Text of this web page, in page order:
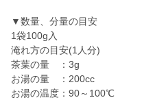
▼数量、分量の目安
1袋100g入
淹れ方の目安(1人分)
茶葉の量 ：3g
お湯の量 ：200cc
お湯の温度：90～100℃